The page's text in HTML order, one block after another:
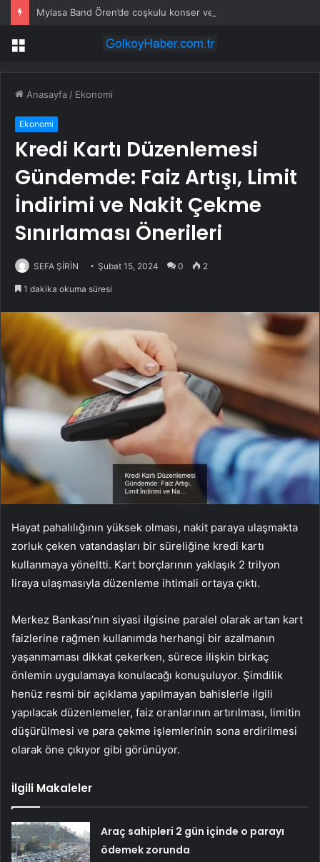
Mylasa Band Ören’de coşkulu konser verdi
Menü
Anasayfa / Ekonomi
Ekonomi
Kredi Kartı Düzenlemesi
Gündemde: Faiz Artışı, Limit
İndirimi ve Nakit Çekme
Sınırlaması Önerileri
SEFA ŞİRİN Şubat 15, 2024 0 2
1 dakika okuma süresi
Hayat pahalılığının yüksek olması, nakit paraya ulaşmakta
zorluk çeken vatandaşları bir süreliğine kredi kartı
kullanmaya yöneltti. Kart borçlarının yaklaşık 2 trilyon
liraya ulaşmasıyla düzenleme ihtimali ortaya çıktı.
Merkez Bankası’nın siyasi ilgisine paralel olarak artan kart
faizlerine rağmen kullanımda herhangi bir azalmanın
yaşanmaması dikkat çekerken, sürece ilişkin birkaç
önlemin uygulamaya konulacağı konuşuluyor. Şimdilik
henüz resmi bir açıklama yapılmayan bahislerle ilgili
yapılacak düzenlemeler, faiz oranlarının artırılması, limitin
düşürülmesi ve para çekme işlemlerinin sona erdirilmesi
olarak öne çıkıyor gibi görünüyor.
İlgili Makaleler
Araç sahipleri 2 gün içinde o parayı
ödemek zorunda